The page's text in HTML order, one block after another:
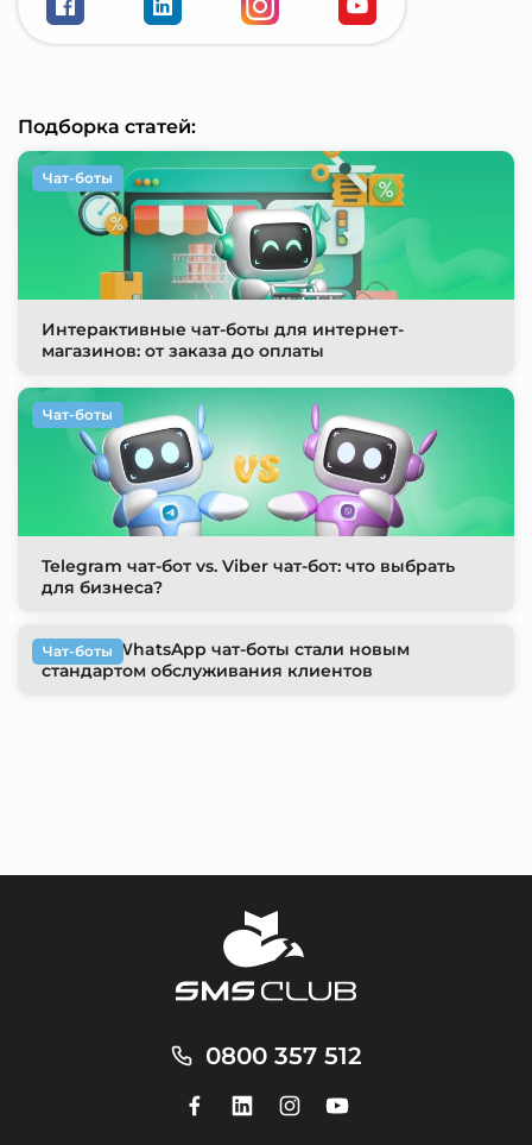
Подборка статей:
Интерактивные чат-боты для интернет-
магазинов: от заказа до оплаты
Чат-боты
Telegram чат-бот vs. Viber чат-бот: что выбрать
для бизнеса?
Чат-боты
Почему WhatsApp чат-боты стали новым
стандартом обслуживания клиентов
Чат-боты
0800 357 512